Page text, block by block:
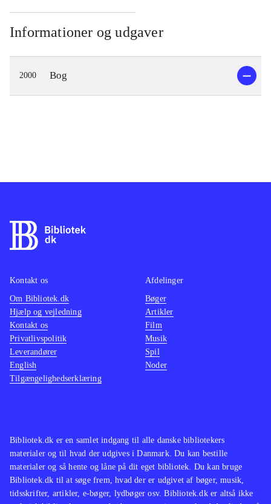
Informationer og udgaver
2000 Bog
Bibliotek.dk er en samlet indgang til alle danske bibliotekers
materialer og til hvad der udgives i Danmark. Du kan bestille
materialer og så hente og låne på dit eget bibliotek. Du kan bruge
Bibliotek.dk til at søge frem, hvad der er udgivet af bøger, musik,
tidsskrifter, artikler, e-bøger, lydbøger osv. Bibliotek.dk er altså ikke
Kontakt os
Om Bibliotek.dk
Hjælp og vejledning
Kontakt os
Privatlivspolitik
Leverandører
English
Tilgængelighedserklæring
Afdelinger
Bøger
Artikler
Film
Musik
Spil
Noder